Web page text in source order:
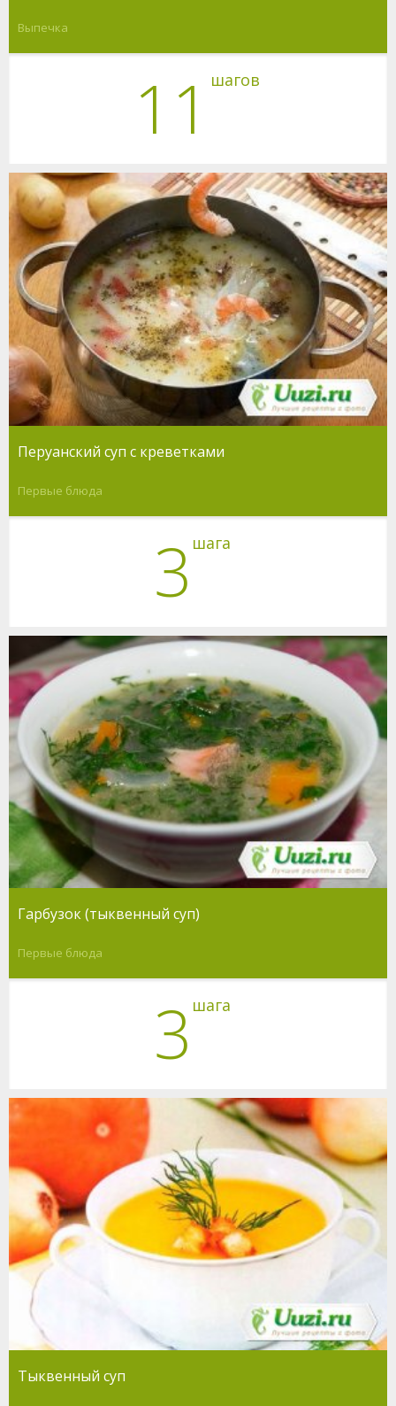
Выпечка
11 шагов
Перуанский суп с креветками
Первые блюда
3 шага
Гарбузок (тыквенный суп)
Первые блюда
3 шага
Тыквенный суп